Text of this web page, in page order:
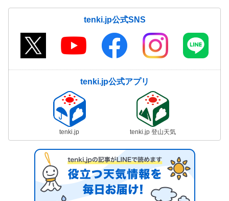
tenki.jp公式SNS
tenki.jp公式アプリ
tenki.jp tenki.jp 登山天気